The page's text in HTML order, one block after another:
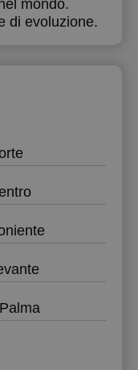
mondo.
di evoluzione.